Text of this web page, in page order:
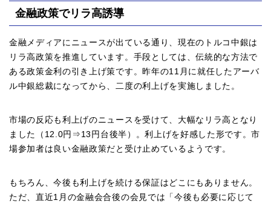
金融政策でリラ高誘導
金融メディアにニュースが出ている通り、現在のトルコ中銀は
リラ高政策を推進しています。手段としては、伝統的な方法で
ある政策金利の引き上げ策です。昨年の11月に就任したアーバ
ル中銀総裁になってから、二度の利上げを実施しました。
市場の反応も利上げのニュースを受けて、大幅なリラ高となり
ました（12.0円⇒13円台後半）。利上げを好感した形です。市
場参加者は良い金融政策だと受け止めているようです。
もちろん、今後も利上げを続ける保証はどこにもありません。
ただ、直近1月の金融会合後の会見では「今後も必要に応じて